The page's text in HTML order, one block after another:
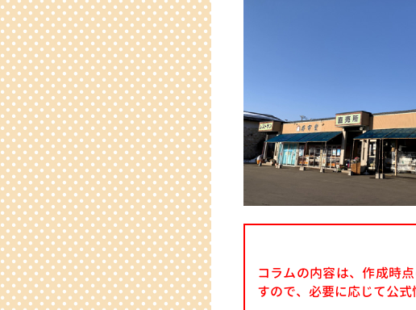
コラムの内容は、作成時
すので、必要に応じて公式